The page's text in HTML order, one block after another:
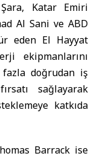
Katar Emiri
Al Sani ve ABD
eden El Hayyat
ekipmanlarını
fazla doğrudan iş
sağlayarak
katkıda
Barrack ise